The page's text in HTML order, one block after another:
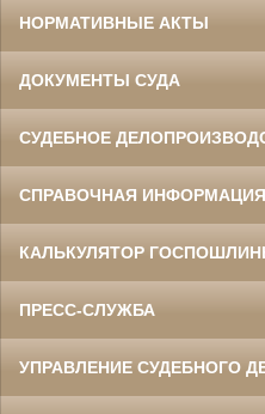
НОРМАТИВНЫЕ АКТЫ
ДОКУМЕНТЫ СУДА
СУДЕБНОЕ
СПРАВОЧНАЯ ИНФОРМАЦИЯ
КАЛЬКУЛЯТОР
ПРЕСС-СЛУЖБА
УПРАВЛЕНИЕ СУДЕБНОГО